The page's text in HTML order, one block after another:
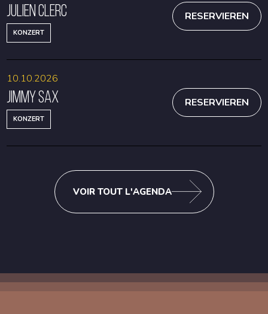
Julien Clerc
KONZERT
RESERVIEREN
Jimmy Sax
KONZERT
10.10.2026
RESERVIEREN
VOIR TOUT L'AGENDA